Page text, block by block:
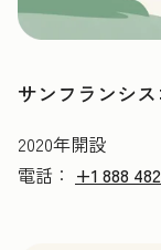
サンフランシス
2020年開設
電話： +1 888